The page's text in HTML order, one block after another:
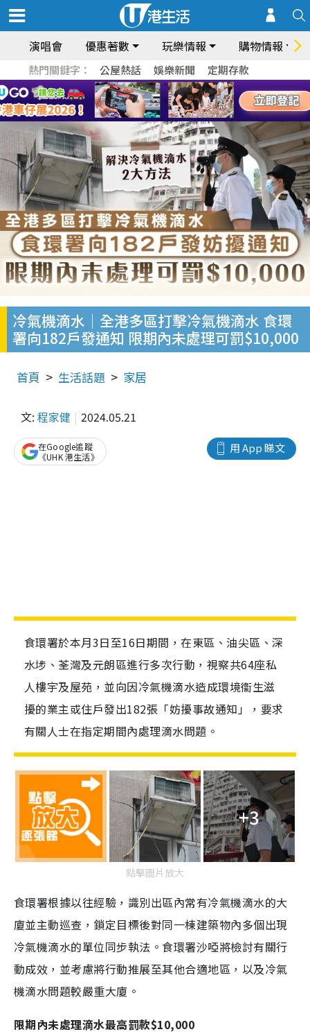
演唱會 優惠著數 玩樂情報 購物情報
熱門關鍵字： 公屋熱話 娛樂新聞 定期存款
冷氣機滴水｜全港多區打擊冷氣機滴水 食環
署向182戶發通知 限期內未處理可罰$10,000
首頁 生活話題 家居
文: 程家健 2024.05.21
用 App 睇文
在Google追蹤
《UHK 港生活》
食環署於本月3日至16日期間，在東區、油尖區、深
水埗、荃灣及元朗區進行多次行動，視察共64座私
人樓宇及屋苑，並向因冷氣機滴水造成環境衞生滋
擾的業主或住戶發出182張「妨擾事故通知」，要求
有關人士在指定期間內處理滴水問題。
+3
點擊圖片放大
食環署根據以往經驗，識別出區內常有冷氣機滴水的大
廈並主動巡查，鎖定目標後對同一棟建築物內多個出現
冷氣機滴水的單位同步執法。食環署沙啞將檢討有關行
動成效，並考慮將行動推展至其他合適地區，以及冷氣
機滴水問題較嚴重大廈。
限期內未處理滴水最高罰款$10,000